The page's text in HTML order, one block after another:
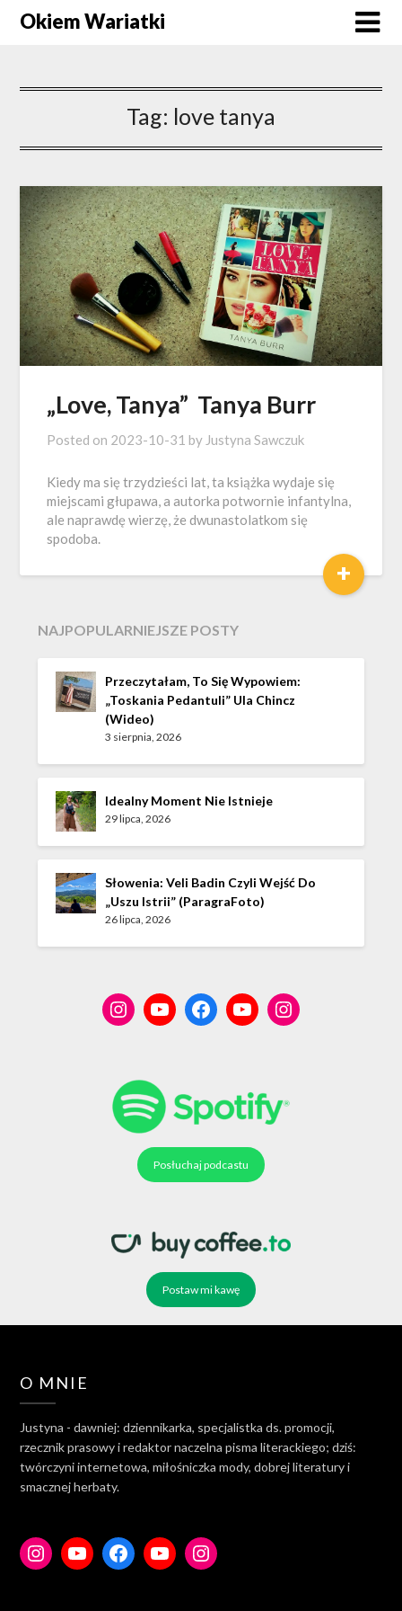
Okiem Wariatki
Tag: love tanya
„Love, Tanya” Tanya Burr
Posted on 2023-10-31 by Justyna Sawczuk
Kiedy ma się trzydzieści lat, ta książka wydaje się
miejscami głupawa, a autorka potwornie infantylna,
ale naprawdę wierzę, że dwunastolatkom się
spodoba.
+
NAJPOPULARNIEJSZE POSTY
Przeczytałam, To Się Wypowiem:
„Toskania Pedantuli” Ula Chincz
(wideo)
3 sierpnia, 2026
Idealny Moment Nie Istnieje
29 lipca, 2026
Słowenia: Veli Badin Czyli Wejść Do
„Uszu Istrii” (ParagraFoto)
26 lipca, 2026
Posłuchaj podcastu
Postaw mi kawę
O MNIE
Justyna - dawniej: dziennikarka, specjalistka ds. promocji,
rzecznik prasowy i redaktor naczelna pisma literackiego; dziś:
twórczyni internetowa, miłośniczka mody, dobrej literatury i
smacznej herbaty.